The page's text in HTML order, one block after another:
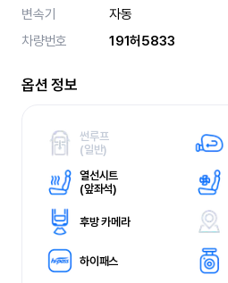
변속기
자동
차량번호
191허5833
옵션 정보
썬루프
(일반)
열선시트
(앞좌석)
후방 카메라
하이패스